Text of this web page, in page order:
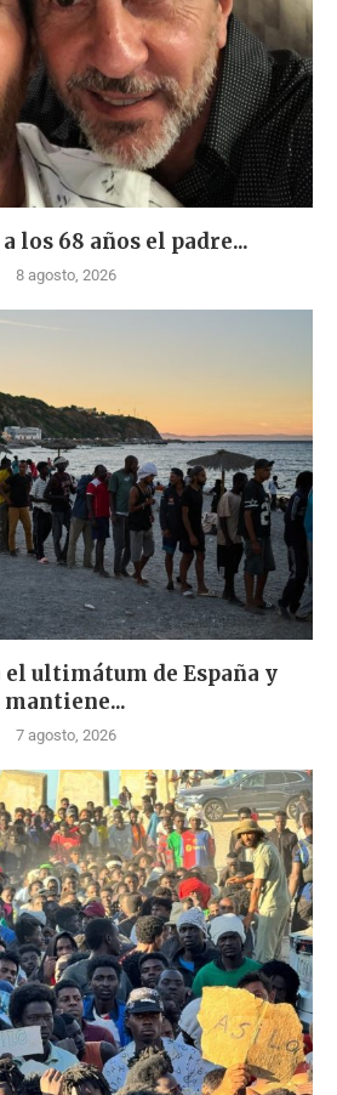
los 68 años el padre...
8 agosto, 2026
ultimátum de España y
mantiene...
7 agosto, 2026